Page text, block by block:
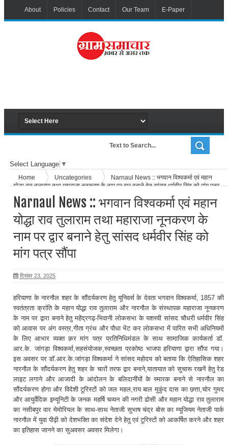
About Policies Contact Our Team E-Paper
Select Language ▼
Home Uncategories
Narnaul News :: भगवान विश्वकर्मा एवं महान
योद्धा राव तुलाराम तथा महाराजा नूनकरण के नाम पर द्वार बनाने हेतु सांसद धर्मवीर सिंह को मांग पत्र
Narnaul News :: भगवान विश्वकर्मा एवं महान
योद्धा राव तुलाराम तथा महाराजा नूनकरण के
नाम पर द्वार बनाने हेतु सांसद धर्मवीर सिंह को
मांग पत्र सौंपा
दिसंबर 23, 2025
हरियाणा के नारनौल शहर के सौंदर्यकरण हेतु यूनिवर्स के देवता भगवान विश्वकर्मा, 1857 की
स्वतंत्रता क्रांति के महान योद्धा राव तुलाराम और नारनौल के संस्थापक महाराजा नूनकरण
के नाम पर द्वारा बनाने हेतु महेंद्रगढ़-भिवानी लोकसभा के यशस्वी सांसद चौधरी धर्मवीर सिंह
को आवास पर अंग वस्त्र,गीता ग्रंथ और पौधा भेंट कर लोकसभा में पारित सभी अधिनियमों
के लिए आभार व्यक्त क़र मांग पत्र प्रतिनिधिमंडल के साथ सामाजिक कार्यकर्ता डॉ.
आर.के. जांगड़ा विश्वकर्मा,सहसंयोजक,स्वच्छता प्रकोष्ठ भाजपा हरियाणा द्वारा सौंपा गया।
इस अवसर पर डॉ.आर.के.जांगड़ा विश्वकर्मा ने सांसद महोदय को बताया कि ऐतिहासिक शहर
नारनौल के सौंदर्यकरण हेतु शहर के चारों तरफ द्वार बनाने,यातायात को सुचारू रखनें हेतु रेड
लाइट लगाने और आजादी के आंदोलन के बलिदानींयों के स्मारक बनाने से नारनौल का
सौंदर्यकरण होगा और विदेशी टूरिस्टों को जल महल,राय बाल मुकुंद दास का छत्ता,चोर गुमद
और आयुर्वेदिक इम्यूनिटी के जनक महर्षि चव्यन की नगरी ढोसी और महान योद्धा राव तुलाराम
का नसीबपुर वार मेमोरियल के साथ-साथ नेताजी सुभाष चंद्र बोस का म्यूजियम नेताजी पार्क
नारनौल में युवा पीढ़ी को देशभक्ति का संदेश देने हेतु एवं टूरिस्टों को आकर्षित करने और शहर
का इतिहास जानने का सुअवसर अवसर मिलेगा।